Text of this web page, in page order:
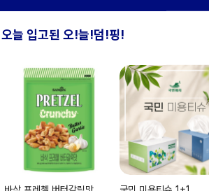
오늘 입고된 오!늘!덤!핑!
바삭 프레첼 버터갈릭맛
국민 미용티슈 1+1